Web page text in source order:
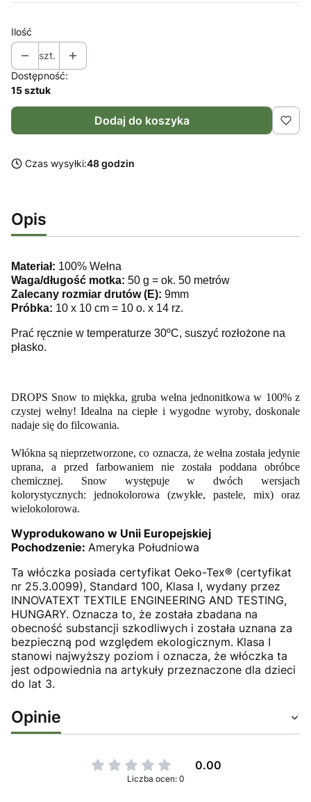
Ilość
szt.
Dostępność:
15 sztuk
Dodaj do koszyka
Czas wysyłki:48 godzin
Opis
Materiał: 100% Wełna
Waga/długość motka: 50 g = ok. 50 metrów
Zalecany rozmiar drutów (E): 9mm
Próbka: 10 x 10 cm = 10 o. x 14 rz.
Prać ręcznie w temperaturze 30ºC, suszyć rozłożone na
płasko.
DROPS Snow to miękka, gruba wełna jednonitkowa w 100% z
czystej wełny! Idealna na ciepłe i wygodne wyroby, doskonale
nadaje się do filcowania.
Włókna są nieprzetworzone, co oznacza, że wełna została jedynie
uprana, a przed farbowaniem nie została poddana obróbce
chemicznej. Snow występuje w dwóch wersjach
kolorystycznych: jednokolorowa (zwykłe, pastele, mix) oraz
wielokolorowa.
Wyprodukowano w Unii Europejskiej
Pochodzenie: Ameryka Południowa
Ta włóczka posiada certyfikat Oeko-Tex® (certyfikat
nr 25.3.0099), Standard 100, Klasa I, wydany przez
INNOVATEXT TEXTILE ENGINEERING AND TESTING,
HUNGARY. Oznacza to, że została zbadana na
obecność substancji szkodliwych i została uznana za
bezpieczną pod względem ekologicznym. Klasa I
stanowi najwyższy poziom i oznacza, że włóczka ta
jest odpowiednia na artykuły przeznaczone dla dzieci
do lat 3.
Opinie
0.00
Liczba ocen: 0